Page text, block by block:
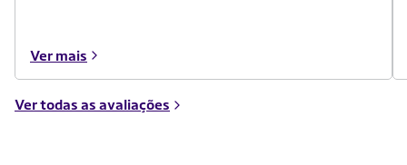
Ver mais
Ver todas as avaliações